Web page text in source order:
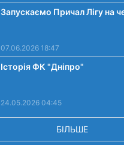
Запускаємо Причал Лігу на
07.06.2026 18:47
Історія ФК "Дніпро"
24.05.2026 04:45
БІЛЬШЕ